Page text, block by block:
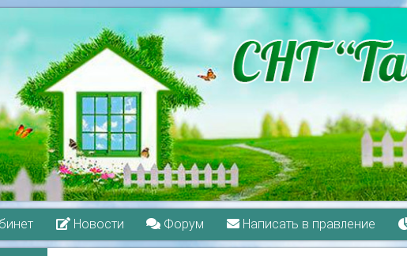
Новости Форум Написать в правление